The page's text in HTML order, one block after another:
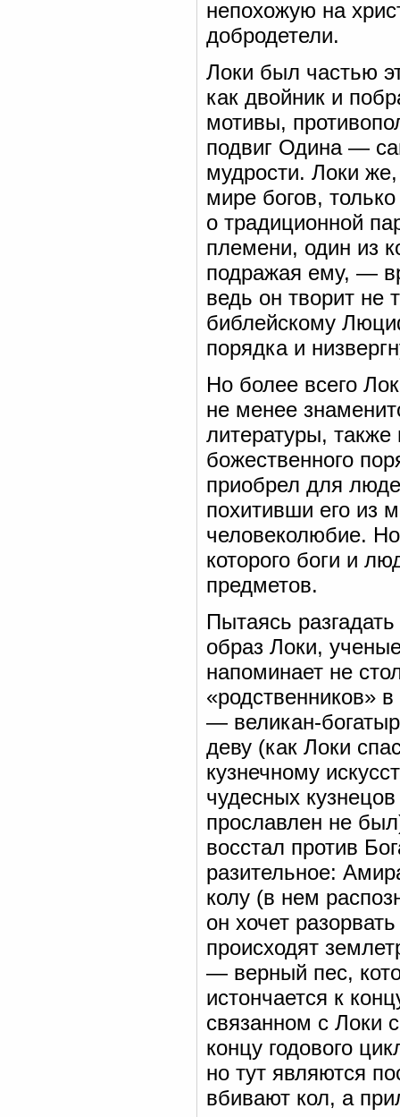
непохожую на
добродетели.
Локи был частью
как двойник и
мотивы,
подвиг Одина —
мудрости. Локи же,
мире богов,
о традиционной
племени, один из
подражая ему, —
ведь он творит не
библейскому
порядка и
Но более всего
не менее
литературы, также
божественного
приобрел для
похитивши его из
человеколюбие.
которого боги и
предметов.
Пытаясь
образ Локи,
напоминает не
«родственников»
— великан-
деву (как Локи
кузнечному
чудесных
прославлен не
восстал против
разительное:
колу (в нем
он хочет
происходят
— верный пес,
истончается к
связанном с Локи
концу годового
но тут являются
вбивают кол, а